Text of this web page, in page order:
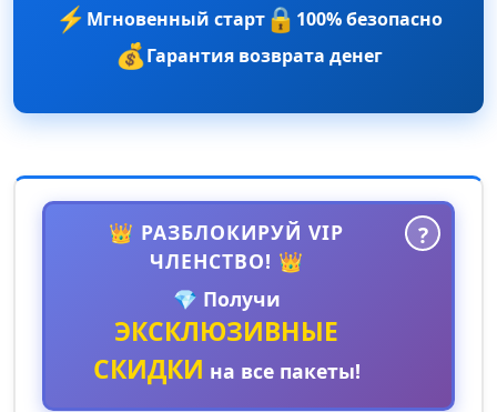
⚡ Мгновенный старт🔒 100% безопасно
💰Гарантия возврата денег
👑 РАЗБЛОКИРУЙ VIP
ЧЛЕНСТВО! 👑
?
💎 Получи
ЭКСКЛЮЗИВНЫЕ
СКИДКИ на все пакеты!